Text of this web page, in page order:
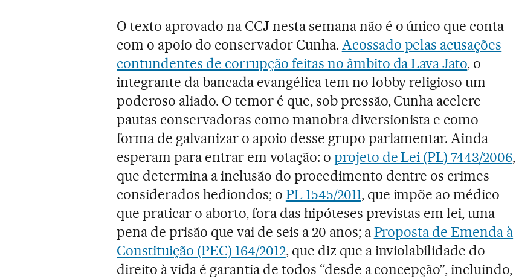
O texto aprovado na CCJ nesta semana não é o único que conta
com o apoio do conservador Cunha. Acossado pelas acusações
contundentes de corrupção feitas no âmbito da Lava Jato, o
integrante da bancada evangélica tem no lobby religioso um
poderoso aliado. O temor é que, sob pressão, Cunha acelere
pautas conservadoras como manobra diversionista e como
forma de galvanizar o apoio desse grupo parlamentar. Ainda
esperam para entrar em votação: o projeto de Lei (PL) 7443/2006,
que determina a inclusão do procedimento dentre os crimes
considerados hediondos; o PL 1545/2011, que impõe ao médico
que praticar o aborto, fora das hipóteses previstas em lei, uma
pena de prisão que vai de seis a 20 anos; aProposta de Emenda à
Constituição (PEC) 164/2012, que diz que a inviolabilidade do
direito à vida é garantia de todos “desde a concepção”, incluindo,